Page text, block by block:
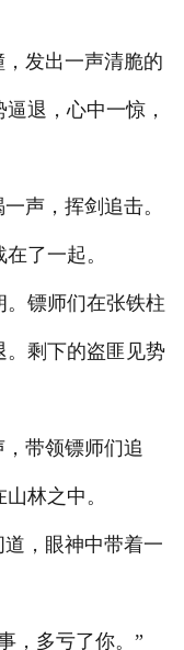
发出一声清脆的
退，心中一惊，
声，挥剑追击。
了一起。
。镖师们在张铁柱
。剩下的盗匪见势
带领镖师们追
林之中。
，眼神中带着一
，多亏了你。”